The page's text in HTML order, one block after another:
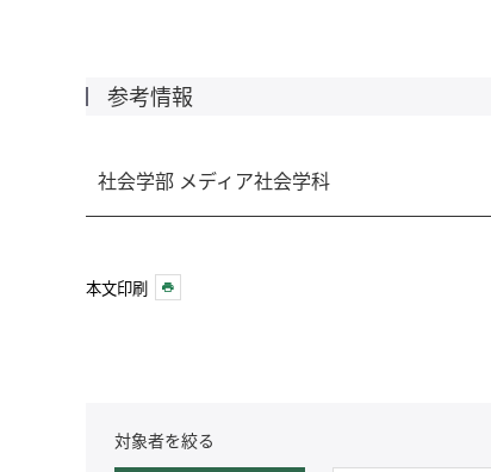
参考情報
社会学部 メディア社会学科
本文印刷
対象者を絞る